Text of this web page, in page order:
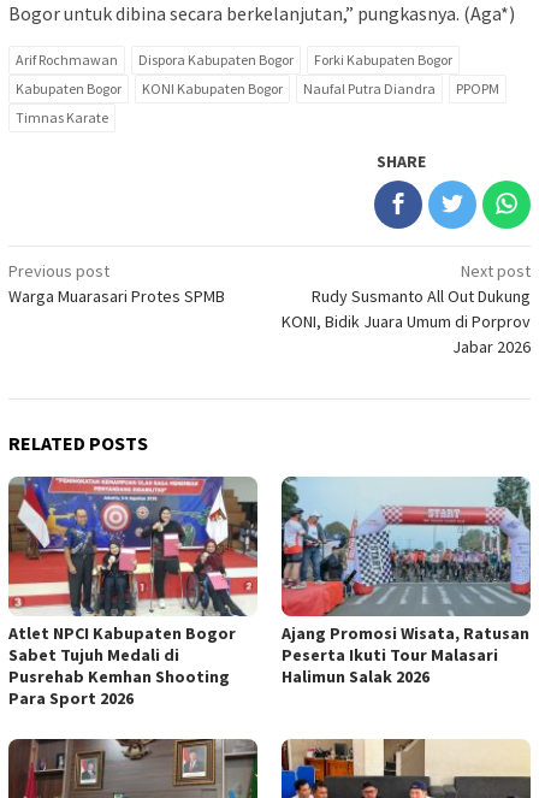
Bogor untuk dibina secara berkelanjutan,” pungkasnya. (Aga*)
Arif Rochmawan Dispora Kabupaten Bogor
Forki Kabupaten Bogor
Kabupaten Bogor
KONI Kabupaten Bogor Naufal Putra Diandra
PPOPM
Timnas Karate
SHARE
Post
navigation
Previous post
Warga Muarasari Protes SPMB
Next post
Rudy Susmanto All Out Dukung
KONI, Bidik Juara Umum di Porprov
Jabar 2026
RELATED POSTS
Atlet NPCI Kabupaten Bogor
Sabet Tujuh Medali di
Pusrehab Kemhan Shooting
Para Sport 2026
Ajang Promosi Wisata, Ratusan
Peserta Ikuti Tour Malasari
Halimun Salak 2026